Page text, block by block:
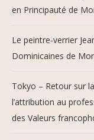
en Principauté de
Le peintre-verrier
Dominicaines de
Tokyo – Retour sur
l’attribution au
des Valeurs